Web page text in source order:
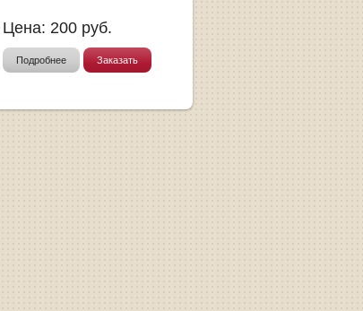
Цена: 200 руб.
Подробнее Заказать